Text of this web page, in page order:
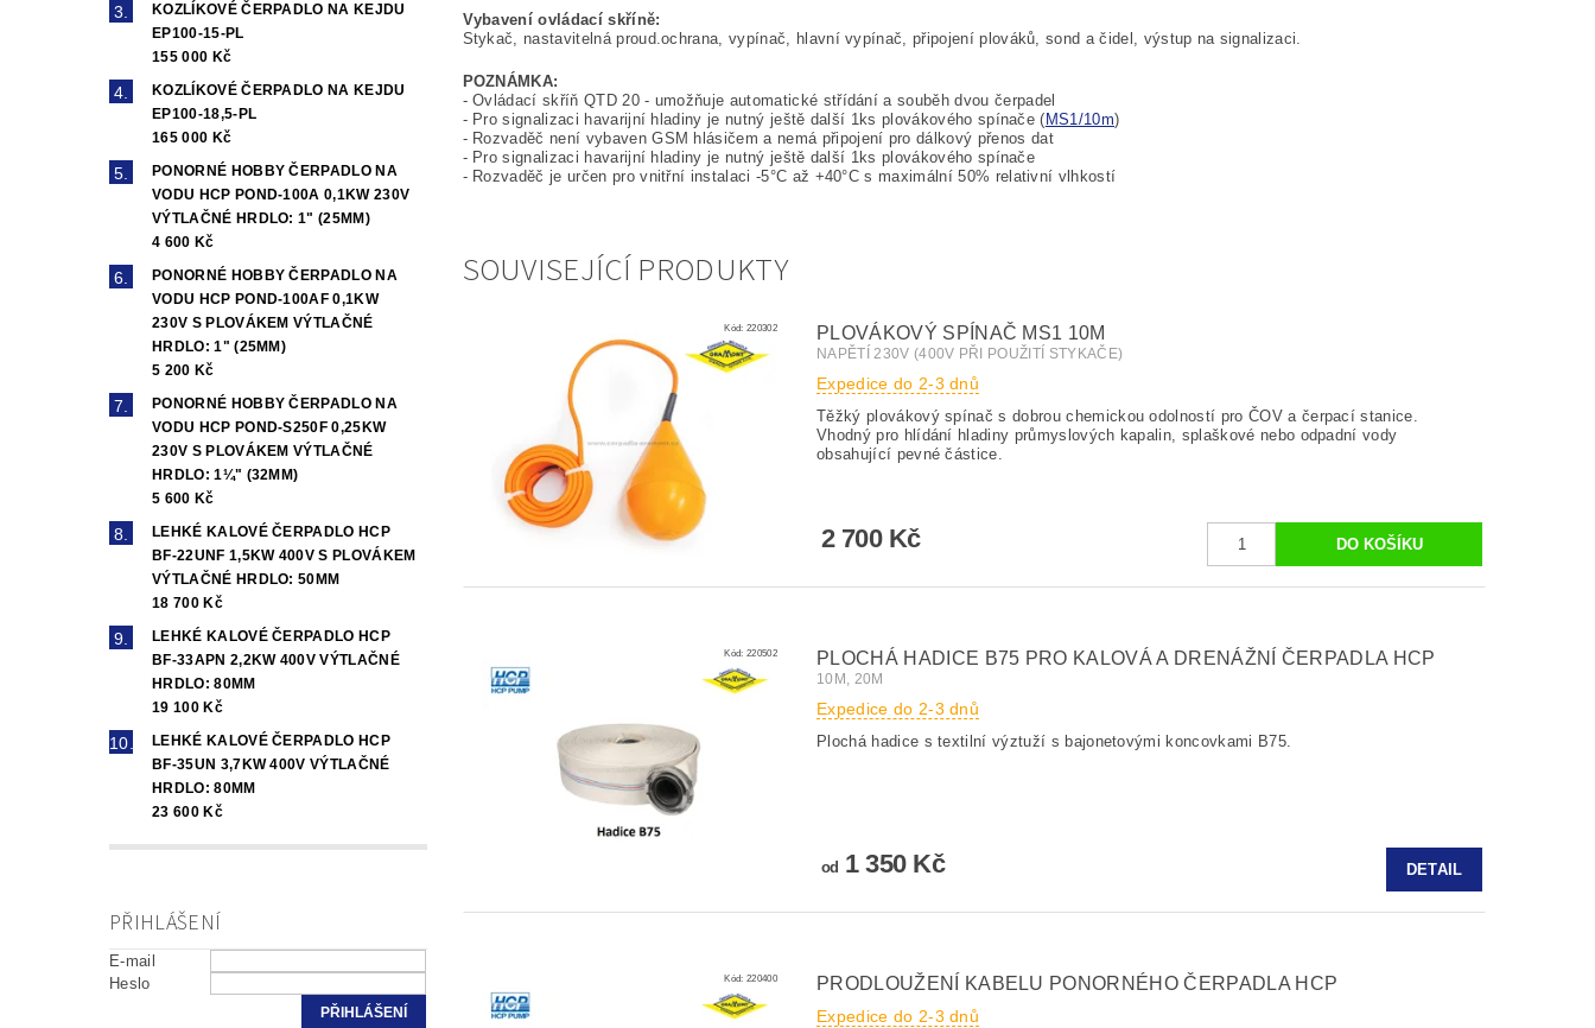
KOZLÍKOVÉ ČERPADLO NA KEJDU
EP100-15-PL
155 000 Kč
KOZLÍKOVÉ ČERPADLO NA KEJDU
EP100-18,5-PL
165 000 Kč
PONORNÉ HOBBY ČERPADLO NA
VODU HCP POND-100A 0,1KW 230V
VÝTLAČNÉ HRDLO: 1" (25MM)
4 600 Kč
PONORNÉ HOBBY ČERPADLO NA
VODU HCP POND-100AF 0,1KW
230V S PLOVÁKEM VÝTLAČNÉ
HRDLO: 1" (25MM)
5 200 Kč
PONORNÉ HOBBY ČERPADLO NA
VODU HCP POND-S250F 0,25KW
230V S PLOVÁKEM VÝTLAČNÉ
HRDLO: 1¼" (32MM)
5 600 Kč
LEHKÉ KALOVÉ ČERPADLO HCP
BF-22UNF 1,5KW 400V S PLOVÁKEM
VÝTLAČNÉ HRDLO: 50MM
18 700 Kč
LEHKÉ KALOVÉ ČERPADLO HCP
BF-33APN 2,2KW 400V VÝTLAČNÉ
HRDLO: 80MM
19 100 Kč
LEHKÉ KALOVÉ ČERPADLO HCP
BF-35UN 3,7KW 400V VÝTLAČNÉ
HRDLO: 80MM
23 600 Kč
PŘIHLÁŠENÍ
E-mail
Heslo
Vybavení ovládací skříně:
Stykač, nastavitelná proud.ochrana, vypínač, hlavní vypínač, připojení plováků, sond a čidel, výstup na signalizaci.
POZNÁMKA:
- Ovládací skříň QTD 20 - umožňuje automatické střídání a souběh dvou čerpadel
- Pro signalizaci havarijní hladiny je nutný ještě další 1ks plovákového spínače ( MS1/10m)
- Rozvaděč není vybaven GSM hlásičem a nemá připojení pro dálkový přenos dat
- Pro signalizaci havarijní hladiny je nutný ještě další 1ks plovákového spínače
- Rozvaděč je určen pro vnitřní instalaci -5°C až +40°C s maximální 50% relativní vlhkostí
SOUVISEJÍCÍ PRODUKTY
Kód: 220302 PLOVÁKOVÝ SPÍNAČ MS1 10M
NAPĚTÍ 230V (400V PŘI POUŽITÍ STYKAČE)
Expedice do 2-3 dnů
Těžký plovákový spínač s dobrou chemickou odolností pro ČOV a čerpací stanice.
Vhodný pro hlídání hladiny průmyslových kapalin, splaškové nebo odpadní vody
obsahující pevné částice.
2 700 Kč
Kód: 220502 PLOCHÁ HADICE B75 PRO KALOVÁ A DRENÁŽNÍ ČERPADLA HCP
10M, 20M
Expedice do 2-3 dnů
Plochá hadice s textilní výztuží s bajonetovými koncovkami B75.
od 1 350 Kč DETAIL
Kód: 220400 PRODLOUŽENÍ KABELU PONORNÉHO ČERPADLA HCP
Expedice do 2-3 dnů